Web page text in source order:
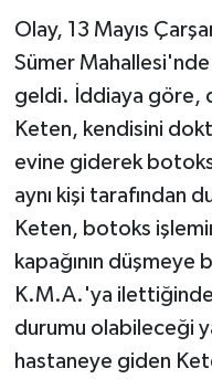
Olay, 13 Mayıs
Sümer
geldi. İddiaya göre,
Keten, kendisini
evine giderek
aynı kişi tarafından
Keten, botoks
kapağının düşmeye
K.M.A.'ya
durumu olabileceği
hastaneye giden